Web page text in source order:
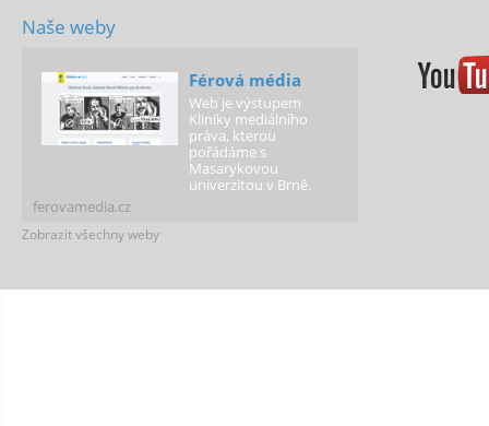
Naše weby
Férová média
Web je výstupem
Kliniky mediálního
práva, kterou
pořádáme s
Masarykovou
univerzitou v Brně.
ferovamedia.cz
Zobrazit všechny weby